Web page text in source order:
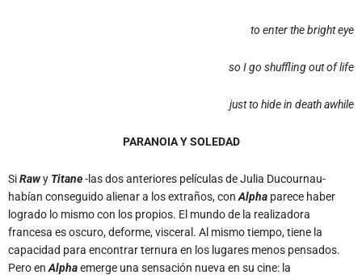
to enter the bright eye
so I go shuffling out of life
just to hide in death awhile
PARANOIA Y SOLEDAD
SiRawy Titane-las dos anteriores películas de Julia Ducournau-
habían conseguido alienar a los extraños, con Alpha parece haber
logrado lo mismo con los propios. El mundo de la realizadora
francesa es oscuro, deforme, visceral. Al mismo tiempo, tiene la
capacidad para encontrar ternura en los lugares menos pensados.
Pero en Alphaemerge una sensación nueva en su cine: la